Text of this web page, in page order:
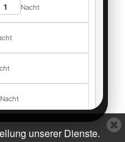
unserer Dienste.